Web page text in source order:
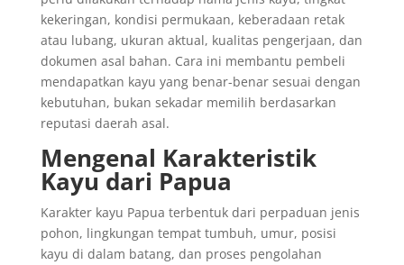
kekeringan, kondisi permukaan, keberadaan retak
atau lubang, ukuran aktual, kualitas pengerjaan, dan
dokumen asal bahan. Cara ini membantu pembeli
mendapatkan kayu yang benar-benar sesuai dengan
kebutuhan, bukan sekadar memilih berdasarkan
reputasi daerah asal.
Mengenal Karakteristik
Kayu dari Papua
Karakter kayu Papua terbentuk dari perpaduan jenis
pohon, lingkungan tempat tumbuh, umur, posisi
kayu di dalam batang, dan proses pengolahan